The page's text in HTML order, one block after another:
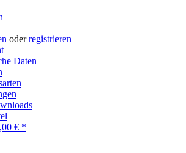
oderregistrieren
Daten
€ *